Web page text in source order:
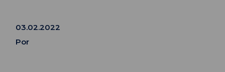
03.02.2022
Por